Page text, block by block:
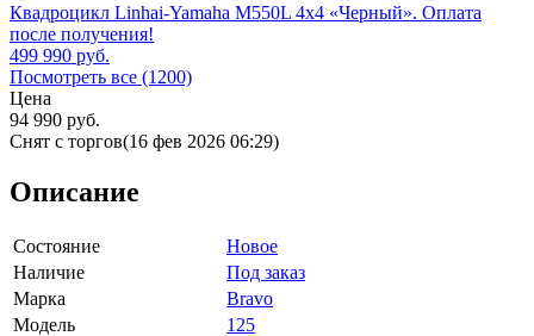
Квадроцикл Linhai-Yamaha M550L 4x4 «Черный». Оплата
после получения!
499 990 руб.
Посмотреть все (1200)
Цена
94 990 руб.
Снят с торгов(16 фев 2026 06:29)
Описание
Состояние
Новое
Наличие
Под заказ
Марка
Bravo
Модель
125